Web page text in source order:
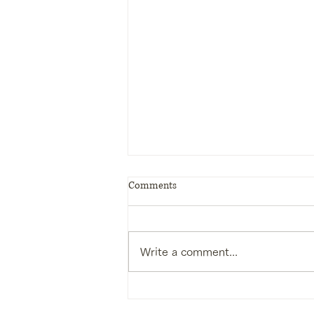
Comments
Write a comment...